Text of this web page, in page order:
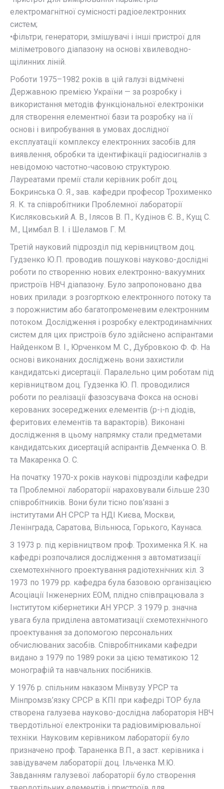
електромагнітної сумісності радіоелектронних
систем;
•фільтри, генератори, змішувачі і інші пристрої для
міліметрового діапазону на основі хвилеводно-
щілинних ліній.
Роботи 1975–1982 років в цій галузі відмічені
Державною премією України — за розробку і
використання методів функціональної електроніки
для створення елементної бази та розробку на її
основі і випробування в умовах дослідної
експлуатації комплексу електронних засобів для
виявлення, обробки та ідентифікації радіосигналів з
невідомою частотно-часовою структурою.
Лауреатами премії стали керівник робіт доц.
Бокринська О. Я., зав. кафедри професор Трохименко
Я. К. та співробітники Проблемної лабораторії
Кисляковський А. В., Ілясов В. П., Кудінов Є. В., Кущ С.
М., Цимбал В. І. і Шеламов Г. М.
Третій науковий підрозділ під керівництвом доц.
Гудзенко Ю.П. проводив пошукові науково-дослідні
роботи по створенню нових електронно-вакуумних
пристроїв НВЧ діапазону. Було запропоновано два
нових прилади: з розгорткою електронного потоку та
з порожнистим або багатопроменевим електронним
потоком. Дослідження і розробку електродинамічних
систем для цих пристроїв було здійснено аспірантами
Найденком В. І., Юрченком М. С., Дубровкою Ф. Ф. На
основі виконаних досліджень вони захистили
кандидатські дисертації. Паралельно цим роботам під
керівництвом доц. Гудзенка Ю. П. проводилися
роботи по реалізації фазозсувача Фокса на основі
керованих зосереджених елементів (p-i-n діодів,
феритових елементів та варакторів). Виконані
дослідження в цьому напрямку стали предметами
кандидатських дисертацій аспірантів Демченка О. В.
та Макаренка О. С.
На початку 1970-х років наукові підрозділи кафедри
та Проблемної лабораторії нараховували більше 230
співробітників. Вони були тісно пов’язані з
інститутами АН СРСР та НДІ Києва, Москви,
Ленінграда, Саратова, Вільнюса, Горького, Каунаса.
З 1973 р. під керівництвом проф. Трохименка Я.К. на
кафедрі розпочалися дослідження з автоматизації
схемотехнічного проектування радіотехнічних кіл. З
1973 по 1979 рр. кафедра була базовою організацією
Асоціації Інженерних ЕОМ, плідно співпрацювала з
Інститутом кібернетики АН УРСР. З 1979 р. значна
увага була приділена автоматизації схемотехнічного
проектування за допомогою персональних
обчислюваних засобів. Співробітниками кафедри
видано з 1979 по 1989 роки за цією тематикою 12
монографій та навчальних посібників.
У 1976 р. спільним наказом Мінвузу УРСР та
Мінпромзв’язку СРСР в КПІ при кафедрі ТОР була
створена галузева науково-дослідна лабораторія НВЧ
твердотільної електроніки та радіовимірювальної
техніки. Науковим керівником лабораторії було
призначено проф. Тараненка В.П., а заст. керівника і
завідувачем лабораторії доц. Ільченка М.Ю.
Завданням галузевої лабораторії було створення